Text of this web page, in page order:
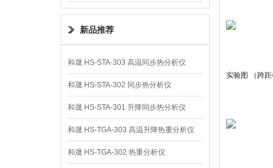
新品推荐
和晟 HS-STA-303 高温同步热分析仪
和晟 HS-STA-302 同步热分析仪
和晟 HS-STA-301 升降同步热分析仪
和晟 HS-TGA-303 高温升降热重分析仪
和晟 HS-TGA-302 热重分析仪
实验图 （跨